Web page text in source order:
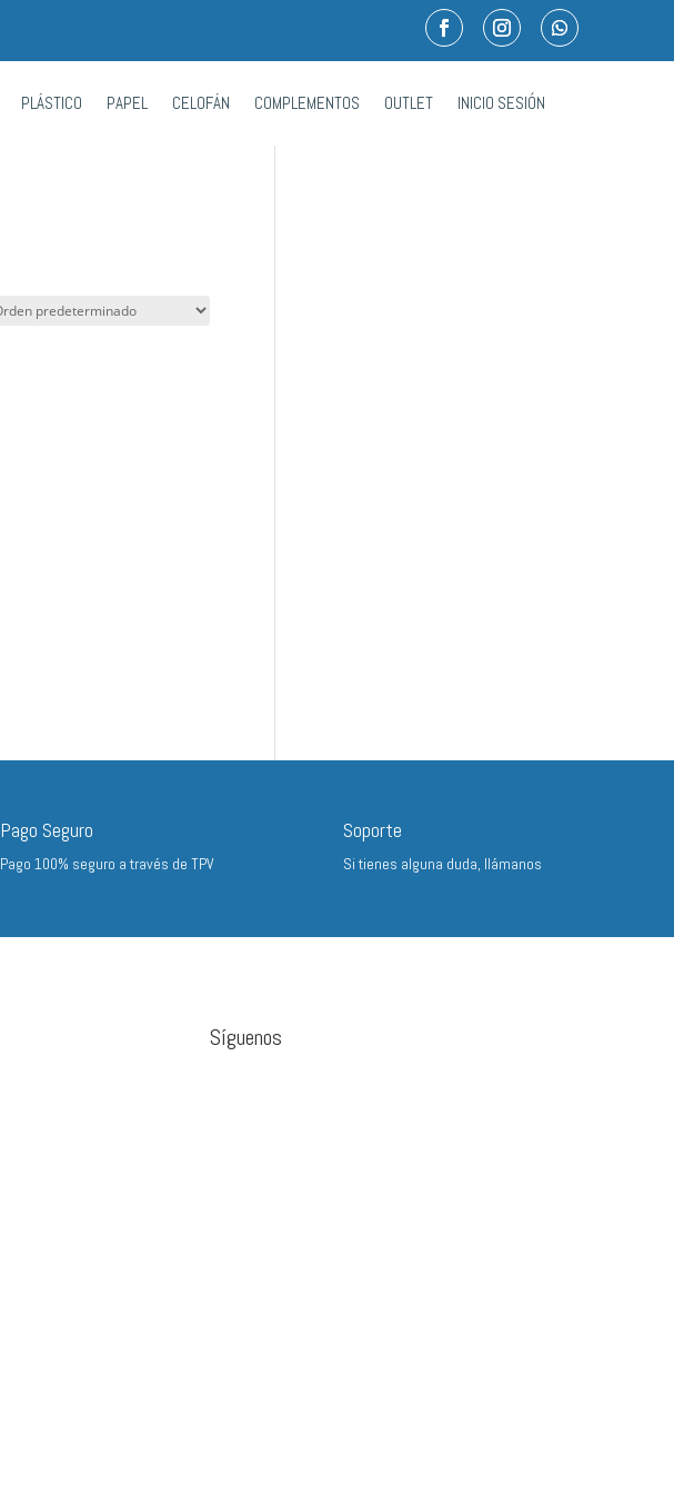
PLÁSTICO PAPEL CELOFÁN COMPLEMENTOS OUTLET INICIO SESIÓN
Pago Seguro
Pago 100% seguro a través de TPV
Soporte
Si tienes alguna duda, llámanos
Síguenos